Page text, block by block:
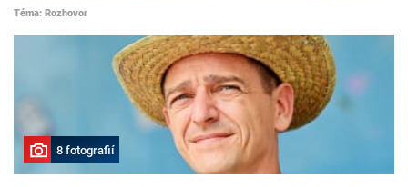
Téma: Rozhovor
8 fotografií